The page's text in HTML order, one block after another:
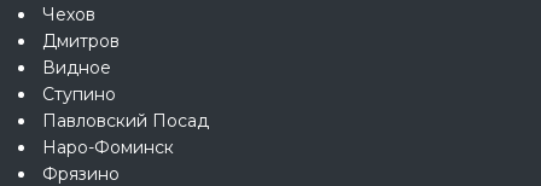
Чехов
Дмитров
Видное
Ступино
Павловский Посад
Наро-Фоминск
Фрязино